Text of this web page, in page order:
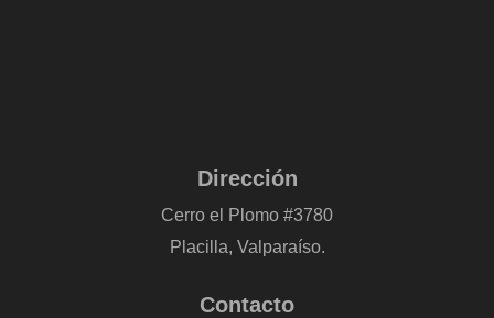
Dirección
Cerro el Plomo #3780
Placilla, Valparaíso.
Contacto